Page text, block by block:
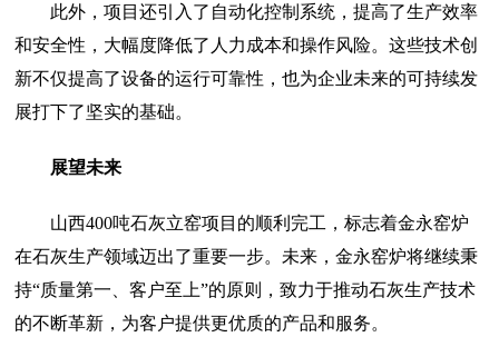
此外，项目还引入了自动化控制系统，提高了生产效率
和安全性，大幅度降低了人力成本和操作风险。这些技术创
新不仅提高了设备的运行可靠性，也为企业未来的可持续发
展打下了坚实的基础。
展望未来
山西400吨石灰立窑项目的顺利完工，标志着金永窑炉
在石灰生产领域迈出了重要一步。未来，金永窑炉将继续秉
持“质量第一、客户至上”的原则，致力于推动石灰生产技术
的不断革新，为客户提供更优质的产品和服务。